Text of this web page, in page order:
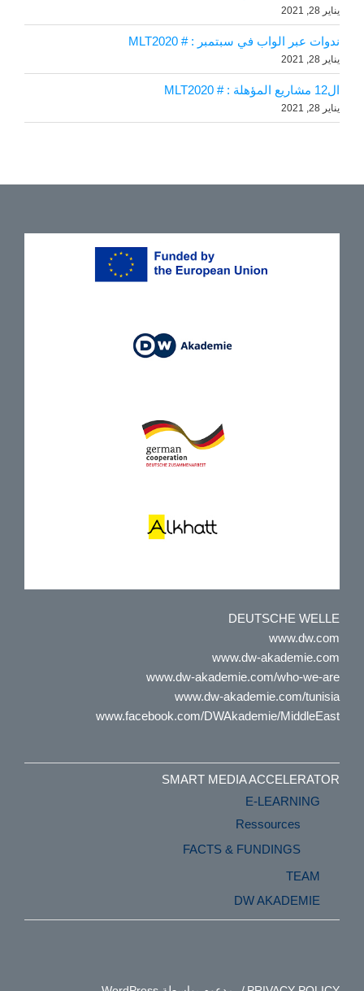
يناير 28, 2021
ندوات عبر الواب في سبتمبر : # MLT2020
يناير 28, 2021
ال12 مشاريع المؤهلة : # MLT2020
يناير 28, 2021
DEUTSCHE WELLE
www.dw.com
www.dw-akademie.com
www.dw-akademie.com/who-we-are
www.dw-akademie.com/tunisia
www.facebook.com/DWAkademie/MiddleEast
SMART MEDIA ACCELERATOR
E-LEARNING
Ressources
FACTS & FUNDINGS
TEAM
DW AKADEMIE